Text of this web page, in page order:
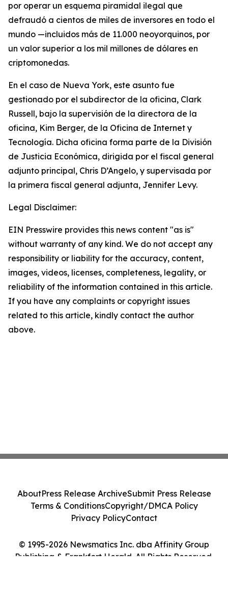
por operar un esquema piramidal ilegal que
defraudó a cientos de miles de inversores en todo el
mundo —incluidos más de 11.000 neoyorquinos, por
un valor superior a los mil millones de dólares en
criptomonedas.
En el caso de Nueva York, este asunto fue
gestionado por el subdirector de la oficina, Clark
Russell, bajo la supervisión de la directora de la
oficina, Kim Berger, de la Oficina de Internet y
Tecnología. Dicha oficina forma parte de la División
de Justicia Económica, dirigida por el fiscal general
adjunto principal, Chris D’Angelo, y supervisada por
la primera fiscal general adjunta, Jennifer Levy.
Legal Disclaimer:
EIN Presswire provides this news content "as is"
without warranty of any kind. We do not accept any
responsibility or liability for the accuracy, content,
images, videos, licenses, completeness, legality, or
reliability of the information contained in this article.
If you have any complaints or copyright issues
related to this article, kindly contact the author
above.
© 1995-2026 Newsmatics Inc. dba Affinity Group
Publishing & Frankfort Herald. All Rights Reserved.
AboutPress Release ArchiveSubmit Press Release
Terms & ConditionsCopyright/DMCA Policy
Privacy PolicyContact